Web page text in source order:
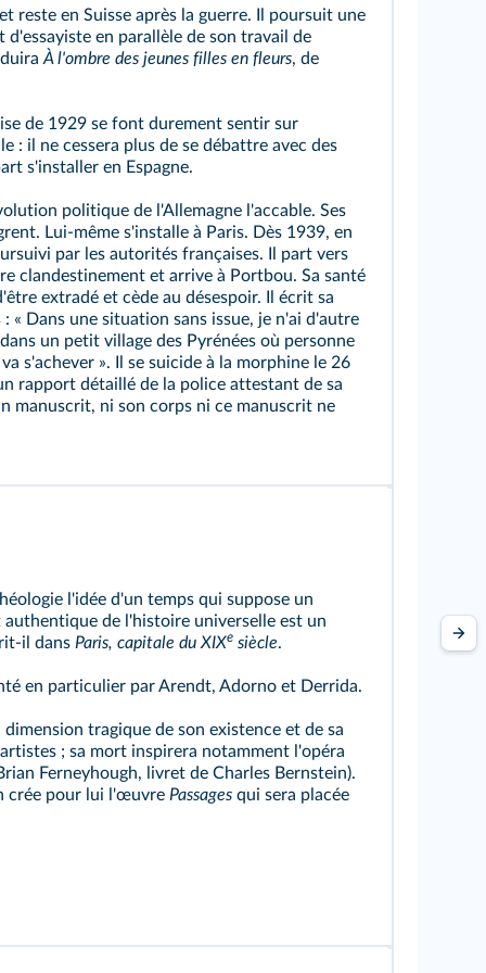
reste en Suisse après la guerre. Il poursuit une
en parallèle de son travail de
À l'ombre des jeunes filles en fleurs, de
de 1929 se font durement sentir sur
: il ne cessera plus de se débattre avec des
s'installer en Espagne.
politique de l'Allemagne l'accable. Ses
Lui-même s'installe à Paris. Dès 1939, en
par les autorités françaises. Il part vers
clandestinement et arrive à Portbou. Sa santé
extradé et cède au désespoir. Il écrit sa
« Dans une situation sans issue, je n'ai d'autre
un petit village des Pyrénées où personne
s'achever ». Il se suicide à la morphine le 26
rapport détaillé de la police attestant de sa
manuscrit, ni son corps ni ce manuscrit ne
l'idée d'un temps qui suppose un
authentique de l'histoire universelle est un
il dans Paris, capitale du XIXe siècle.
en particulier par Arendt, Adorno et Derrida.
tragique de son existence et de sa
; sa mort inspirera notamment l'opéra
Ferneyhough, livret de Charles Bernstein).
crée pour lui l'œuvre Passages qui sera placée